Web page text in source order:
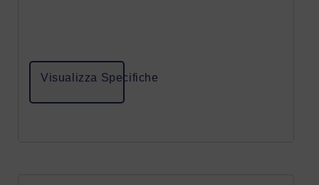
Visualizza Specifiche